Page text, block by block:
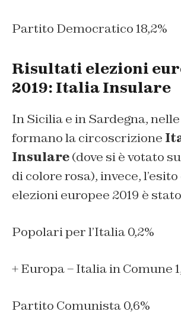
Partito Democratico 18,2%
Risultati elezioni
2019: Italia Insulare
In Sicilia e in Sardegna,
formano la circoscrizione
Insulare(dove si è votato
di colore rosa), invece,
elezioni europee 2019 è
Popolari per l’Italia 0,2%
+ Europa – Italia in Comune
Partito Comunista 0,6%